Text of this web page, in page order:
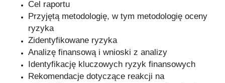
Cel raportu
Przyjętą metodologię, w tym metodologię oceny
ryzyka
Zidentyfikowane ryzyka
Analizę finansową i wnioski z analizy
Identyfikację kluczowych ryzyk finansowych
Rekomendacje dotyczące reakcji na